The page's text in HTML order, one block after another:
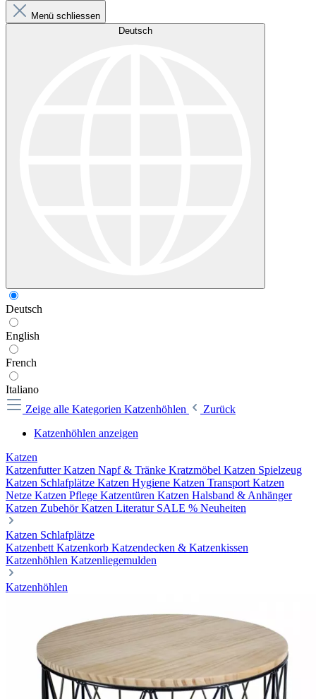
Menü schliessen
Deutsch
Deutsch
English
French
Italiano
Zeige alle Kategorien Katzenhöhlen
Zurück
Katzenhöhlen anzeigen
Katzen
KatzenfutterKatzen Napf & Tränke Kratzmöbel Katzen Spielzeug
Katzen Schlafplätze Katzen Hygiene Katzen Transport Katzen
Netze Katzen Pflege Katzentüren Katzen Halsband & Anhänger
Katzen ZubehörKatzen Literatur SALE % Neuheiten
Katzen Schlafplätze
Katzenbett Katzenkorb Katzendecken & Katzenkissen
Katzenhöhlen Katzenliegemulden
Katzenhöhlen